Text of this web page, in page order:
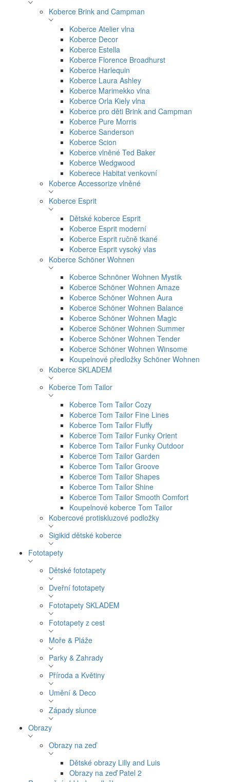
Koberce Brink and Campman
Koberce Atelier vlna
Koberce Decor
Koberce Estella
Koberce Florence Broadhurst
Koberce Harlequin
Koberce Laura Ashley
Koberce Marimekko vlna
Koberce Orla Kiely vlna
Koberce pro děti Brink and Campman
Koberce Pure Morris
Koberce Sanderson
Koberce Scion
Koberce vlněné Ted Baker
Koberce Wedgwood
Koberece Habitat venkovní
Koberce Accessorize vlněné
Koberce Esprit
Dětské koberce Esprit
Koberce Esprit moderní
Koberce Esprit ručně tkané
Koberce Esprit vysoký vlas
Koberce Schöner Wohnen
Koberce Schnöner Wohnen Mystik
Koberce Schöner Wohnen Amaze
Koberce Schöner Wohnen Aura
Koberce Schöner Wohnen Balance
Koberce Schöner Wohnen Magic
Koberce Schöner Wohnen Summer
Koberce Schöner Wohnen Tender
Koberce Schöner Wohnen Winsome
Koupelnové předložky Schöner Wohnen
Koberce SKLADEM
Koberce Tom Tailor
Koberce Tom Tailor Cozy
Koberce Tom Tailor Fine Lines
Koberce Tom Tailor Fluffy
Koberce Tom Tailor Funky Orient
Koberce Tom Tailor Funky Outdoor
Koberce Tom Tailor Garden
Koberce Tom Tailor Groove
Koberce Tom Tailor Shapes
Koberce Tom Tailor Shine
Koberce Tom Tailor Smooth Comfort
Koupelnové koberce Tom Tailor
Kobercové protiskluzové podložky
Sigikid dětské koberce
Fototapety
Dětské fototapety
Dveřní fototapety
Fototapety SKLADEM
Fototapety z cest
Moře & Pláže
Parky & Zahrady
Příroda a Květiny
Umění & Deco
Západy slunce
Obrazy
Obrazy na zeď
Dětské obrazy Lilly and Luis
Obrazy na zeď Patel 2